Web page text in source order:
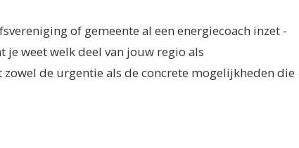
of gemeente al een energiecoach inzet -
je weet welk deel van jouw regio als
de urgentie als de concrete mogelijkheden die